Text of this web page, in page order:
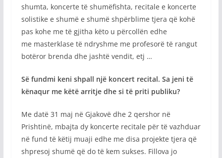
shumta, koncerte të shumëfishta, recitale e koncerte
solistike e shumë e shumë shpërblime tjera që kohë
pas kohe me të gjitha këto u përcollën edhe
me masterklase të ndryshme me profesorë të rangut
botëror brenda dhe jashtë vendit, etj …
Së fundmi keni shpall një koncert recital. Sa jeni të
kënaqur me këtë arritje dhe si të priti publiku?
Me datë 31 maj në Gjakovë dhe 2 qershor në
Prishtinë, mbajta dy koncerte recitale për të vazhduar
në fund të këtij muaji edhe me disa projekte tjera që
shpresoj shumë që do të kem sukses. Fillova jo